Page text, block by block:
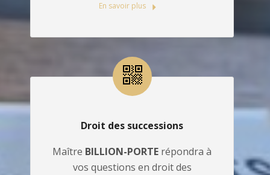
En savoir plus
Droit des successions
Maître BILLION-PORTE répondra à
vos questions en droit des